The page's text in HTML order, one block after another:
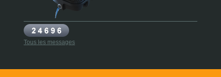
Tous les messages